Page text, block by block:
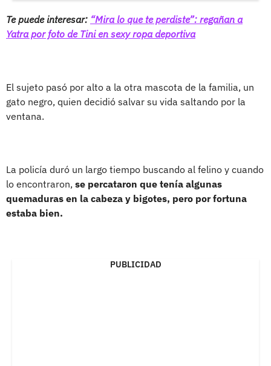
Te puede interesar: “Mira lo que te perdiste”: regañan a
Yatra por foto de Tini en sexy ropa deportiva
El sujeto pasó por alto a la otra mascota de la familia, un
gato negro, quien decidió salvar su vida saltando por la
ventana.
La policía duró un largo tiempo buscando al felino y cuando
lo encontraron, se percataron que tenía algunas
quemaduras en la cabeza y bigotes, pero por fortuna
estaba bien.
PUBLICIDAD